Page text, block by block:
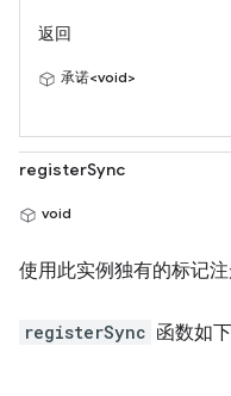
返回
承诺<void>
registerSync
void
使用此实例独有的标记注
registerSync 函数如